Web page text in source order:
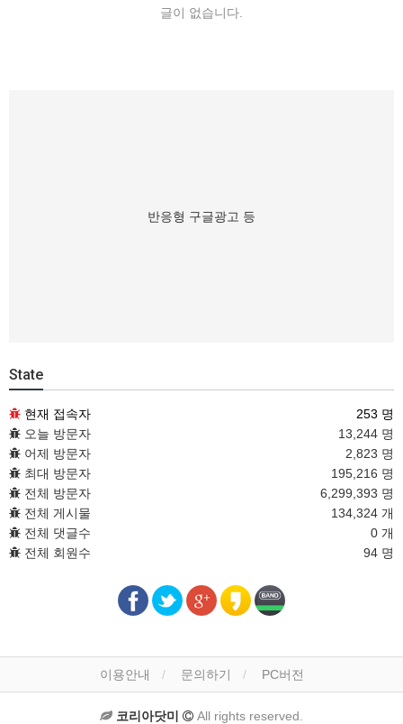
글이 없습니다.
반응형 구글광고 등
State
현재 접속자
253 명
오늘 방문자
13,244 명
어제 방문자
2,823 명
최대 방문자
195,216 명
전체 방문자
6,299,393 명
전체 게시물
134,324 개
전체 댓글수
0 개
전체 회원수
94 명
이용안내 문의하기 PC버전
코리아닷미 All rights reserved.